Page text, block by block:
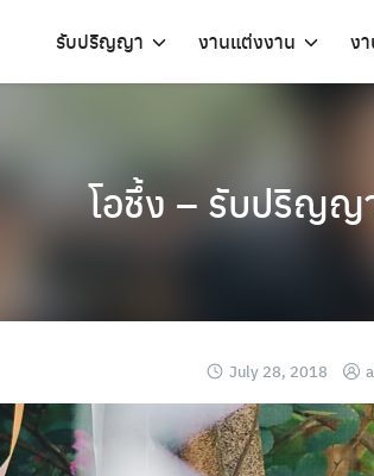
รับปริญญา งานแต่งงาน ง
โอชึ้ง – รับปริญญ
July 28, 2018